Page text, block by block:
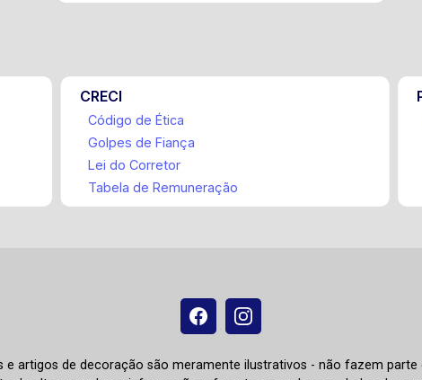
CRECI
Código de Ética
Golpes de Fiança
Lei do Corretor
Tabela de Remuneração
e artigos de decoração são meramente ilustrativos - não fazem